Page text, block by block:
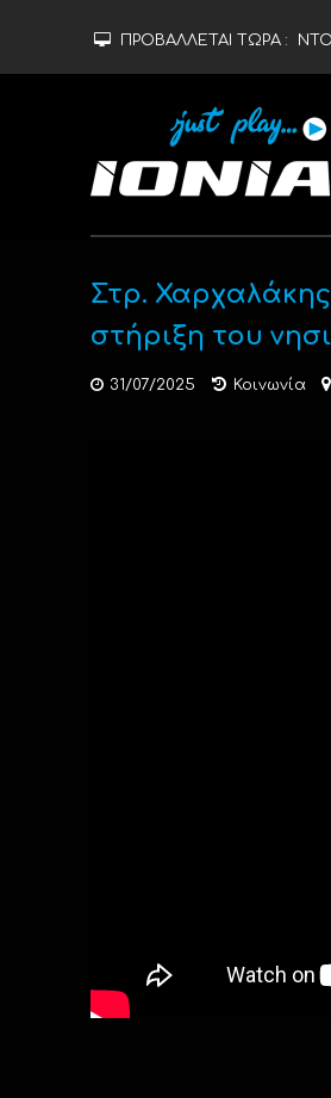
ΠΡΟΒΑΛΛΕΤΑΙ ΤΩΡΑ :
Στρ.
στήριξη του
31/07/2025 Κοινωνία